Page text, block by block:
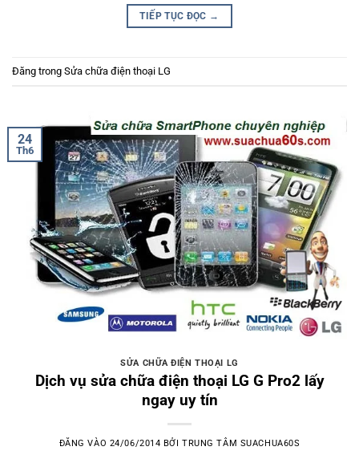
TIẾP TỤC ĐỌC →
Đăng trong Sửa chữa điện thoại LG
24
Th6
SỬA CHỮA ĐIỆN THOẠI LG
Dịch vụ sửa chữa điện thoại LG G Pro2 lấy
ngay uy tín
ĐĂNG VÀO 24/06/2014 BỞITRUNG TÂM SUACHUA60S